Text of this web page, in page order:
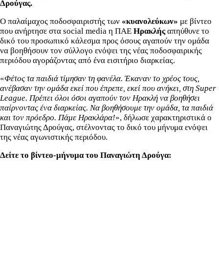
Δρούγας.
Ο παλαίμαχος ποδοσφαιριστής των «κυανολεύκων» με βίντεο
που ανήρτησε στα social media η ΠΑΕ Ηρακλήςαπηύθυνε το
δικό του προσωπικό κάλεσμα προς όσους αγαπούν την ομάδα
να βοηθήσουν τον σύλλογο ενόψει της νέας ποδοσφαιρικής
περιόδου αγοράζοντας από ένα εισιτήριο διαρκείας.
«Φέτος τα παιδιά τίμησαν τη φανέλα. Έκαναν το χρέος τους,
ανέβασαν την ομάδα εκεί που έπρεπε, εκεί που ανήκει, στη Super
League. Πρέπει όλοι όσοι αγαπούν τον Ηρακλή να βοηθήσει
παίρνοντας ένα διαρκείας. Να βοηθήσουμε την ομάδα, τα παιδιά
και τον πρόεδρο. Πάμε Ηρακλάρα!», δήλωσε χαρακτηριστικά ο
Παναγιώτης Δρούγας, στέλνοντας το δικό του μήνυμα ενόψει
της νέας αγωνιστικής περιόδου.
Δείτε το βίντεο-μήνυμα του Παναγιώτη Δρούγα: